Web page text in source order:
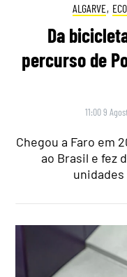
ALGARVE,
Da
percurso de
11:00 9
Chegou a Faro em
ao Brasil e fez
unidades